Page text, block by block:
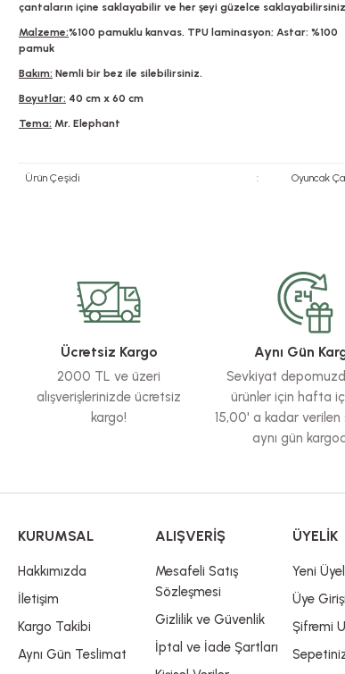
çantaların içine saklayabilir ve her şeyi güzelce
Malzeme:%100 pamuklu kanvas, TPU laminasyon; Astar: %100
pamuk
Bakım: Nemli bir bez ile silebilirsiniz.
Boyutlar: 40 cm x 60 cm
Tema: Mr. Elephant
Ürün Çeşidi : Oyuncak
Ürün resmi kalitesiz, bozuk veya görüntülenemiyor.
Ürün açıklamasında eksik bilgiler bulunuyor.
Ürün bilgilerinde hatalar bulunuyor.
Ürün fiyatı diğer sitelerden daha pahalı.
Bu ürüne benzer farklı alternatifler olmalı.
Ücretsiz Kargo
2000 TL ve üzeri
alışverişlerinizde ücretsiz
kargo!
Aynı Gün
Sevkiyat
ürünler için hafta
15,00' a kadar verilen
aynı gün
KURUMSAL
Hakkımızda
İletişim
Kargo Takibi
Aynı Gün Teslimat
ALIŞVERİŞ
Mesafeli Satış
Sözleşmesi
Gizlilik ve Güvenlik
İptal ve İade Şartları
ÜYELİK
Yeni
Üye Girişi
Şifremi